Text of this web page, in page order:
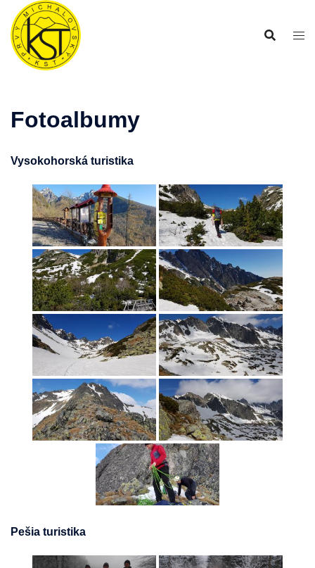
Preskočiť
obsah
Fotoalbumy
Vysokohorská turistika
Pešia turistika